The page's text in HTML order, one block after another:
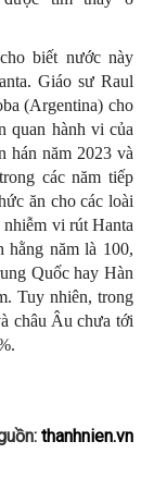
biết nước này
Giáo sư Raul
(Argentina) cho
quan hành vi của
hán năm 2023 và
các năm tiếp
ăn cho các loài
nhiễm vi rút Hanta
hằng năm là 100,
Quốc hay Hàn
Tuy nhiên, trong
châu Âu chưa tới
thanhnien.vn